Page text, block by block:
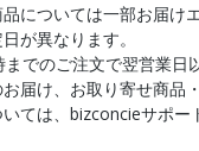
については一部お届け
が異なります。
でのご注文で翌営業日
届け、お取り寄せ商品
ては、bizconcieサポー